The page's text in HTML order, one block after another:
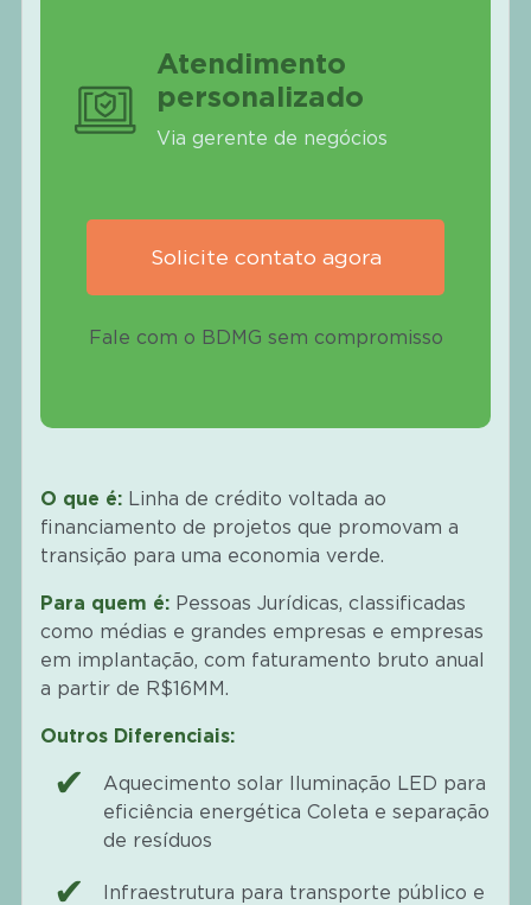
Atendimento
personalizado
Via gerente de negócios
Solicite contato agora
Fale com o BDMG sem compromisso
O que é:Linha de crédito voltada ao
financiamento de projetos que promovam a
transição para uma economia verde.
Para quem é:Pessoas Jurídicas, classificadas
como médias e grandes empresas e empresas
em implantação, com faturamento bruto anual
a partir de R$16MM.
Outros Diferenciais:
Aquecimento solar Iluminação LED para
eficiência energética Coleta e separação
de resíduos
Infraestrutura para transporte público e